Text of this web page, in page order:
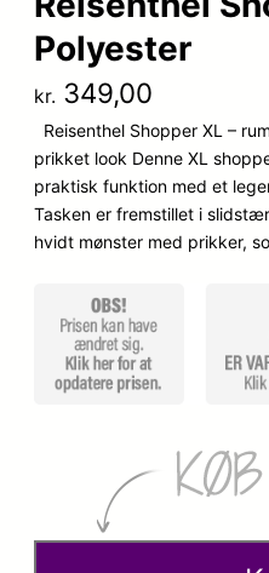
Polyester
kr. 349,00
Reisenthel Shopper XL –
prikket look Denne XL
praktisk funktion med et
Tasken er fremstillet i
hvidt mønster med prikker,